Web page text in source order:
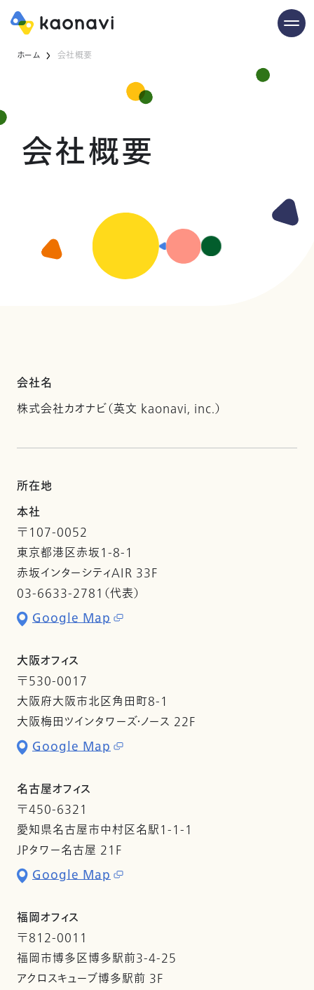
ホーム 会社概要
会社概要
会社名
株式会社カオナビ（英文 kaonavi, inc.）
所在地
本社
〒107-0052
東京都港区赤坂1-8-1
赤坂インターシティAIR 33F
03-6633-2781（代表）
Google Map
大阪オフィス
〒530-0017
大阪府大阪市北区角田町8-1
大阪梅田ツインタワーズ・ノース 22F
Google Map
名古屋オフィス
〒450-6321
愛知県名古屋市中村区名駅1-1-1
JPタワー名古屋 21F
Google Map
福岡オフィス
〒812-0011
福岡市博多区博多駅前3-4-25
アクロスキューブ博多駅前 3F